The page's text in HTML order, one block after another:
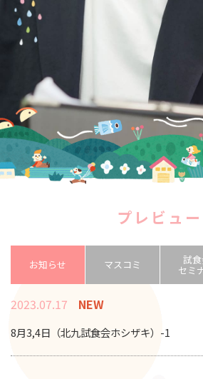
プレビュー
お知らせ マスコミ 試
セミ
2023.07.17 NEW
8月3,4日（北九試食会ホシザキ）-1